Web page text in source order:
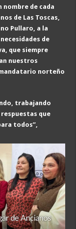
de cada
de Las Toscas,
Pullaro, a la
de
, que siempre
nuestros
norteño
trabajando
que
todos”,